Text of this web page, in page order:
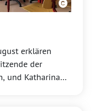
erklären
der
und Katharina